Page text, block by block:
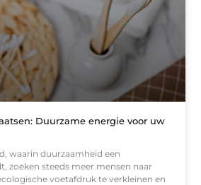
Duurzame energie voor uw
waarin duurzaamheid een
zoeken steeds meer mensen naar
voetafdruk te verkleinen en